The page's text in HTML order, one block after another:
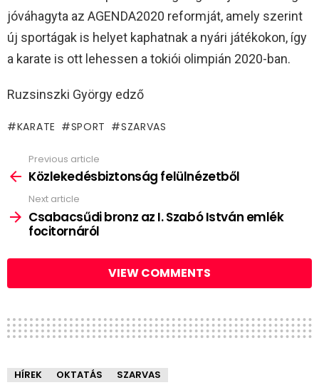
jóváhagyta az AGENDA2020 reformját, amely szerint
új sportágak is helyet kaphatnak a nyári játékokon, így
a karate is ott lehessen a tokiói olimpián 2020-ban.
Ruzsinszki György edző
KARATE SPORT SZARVAS
more
Previous article
Közlekedésbiztonság felülnézetből
Next article
Csabacsűdi bronz az I. Szabó István emlék
focitornáról
VIEW COMMENTS
HÍREK OKTATÁS SZARVAS